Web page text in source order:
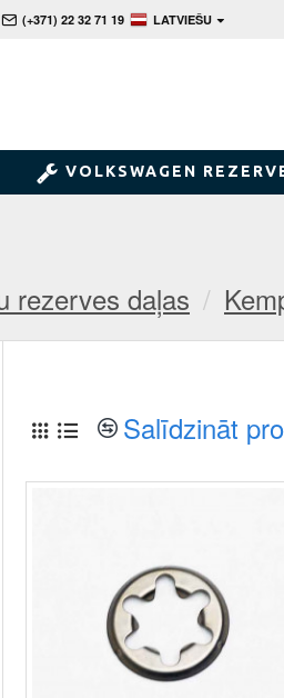
(+371) 22 32 71 19 LATVIEŠU
VOLKSWAGEN
rezerves daļas
Salīdzināt